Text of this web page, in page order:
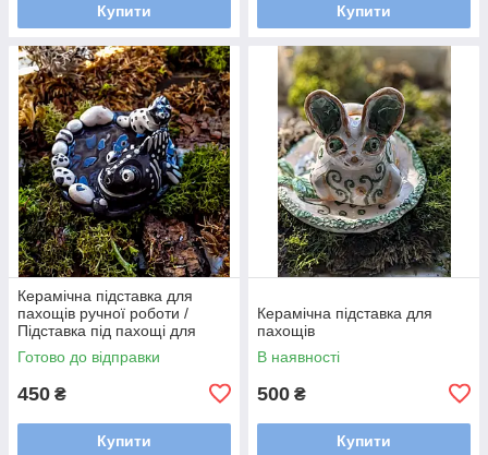
Купити Купити
Керамічна підставка для
пахощів ручної роботи /
Підставка під пахощі для
аромапаличок
Готово до відправки
450 ₴
Купити
Керамічна підставка для
пахощів
В наявності
500 ₴
Купити